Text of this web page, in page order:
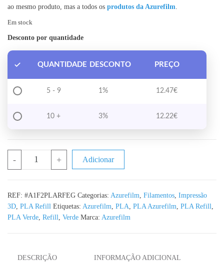
ao mesmo produto, mas a todos os produtos da Azurefilm
Em stock
Desconto por quantidade
QUANTIDADE DESCONTO PREÇO
5 - 9 1% 12.47€
10 + 3% 12.22€
- + Adicionar
REF: #A1F2PLARFEG Categorias: Azurefilm Filamentos Impressão
3D PLA Refill Etiquetas: Azurefilm PLA PLA Azurefilm PLA Refill
PLA Verde Refill Verde Marca: Azurefilm
DESCRIÇÃO INFORMAÇÃO ADICIONAL